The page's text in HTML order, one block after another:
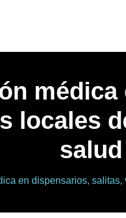
locales
salud
en dispensarios,